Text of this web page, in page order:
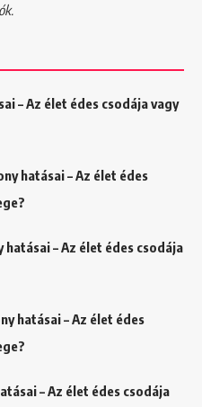
– Az élet édes csodája vagy
hatásai – Az élet édes
– Az élet édes csodája
hatásai – Az élet édes
– Az élet édes csodája